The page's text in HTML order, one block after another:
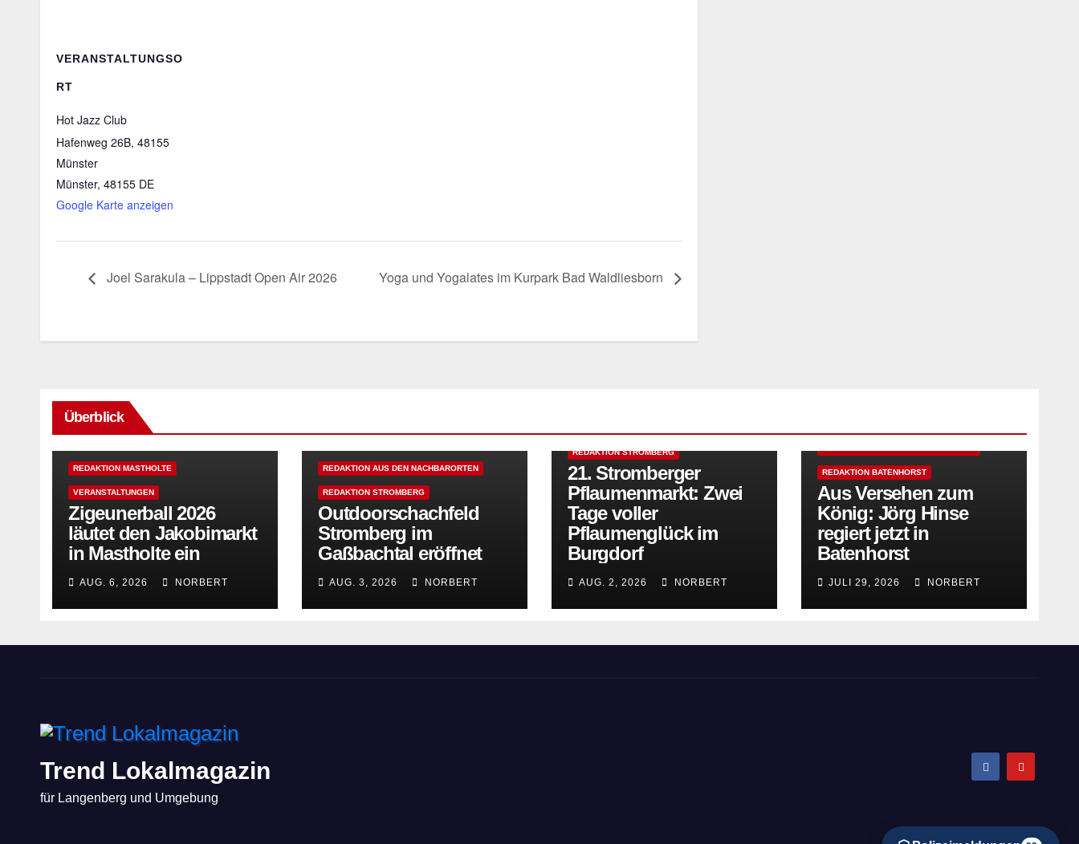
VERANSTALTUNGSO
RT
Hot Jazz Club
Hafenweg 26B, 48155
Münster
Münster, 48155 DE
Google Karte anzeigen
Joel Sarakula – Lippstadt Open Air 2026 Yoga und Yogalates im Kurpark Bad Waldliesborn
Überblick
REDAKTION MASTHOLTE
VERANSTALTUNGEN
Zigeunerball 2026
läutet den Jakobimarkt
in Mastholte ein
AUG. 6, 2026 NORBERT
REDAKTION AUS DEN NACHBARORTEN
REDAKTION STROMBERG
Outdoorschachfeld
Stromberg im
Gaßbachtal eröffnet
AUG. 3, 2026 NORBERT
REDAKTION STROMBERG
21. Stromberger
Pflaumenmarkt: Zwei
Tage voller
Pflaumenglück im
Burgdorf
AUG. 2, 2026 NORBERT
REDAKTION BATENHORST
Aus Versehen zum
König: Jörg Hinse
regiert jetzt in
Batenhorst
JULI 29, 2026 NORBERT
Trend Lokalmagazin
für Langenberg und Umgebung